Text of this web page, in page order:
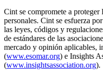
Cint se compromete a
personales. Cint se esfuerza
las leyes, códigos y
de estándares de las
mercado y opinión aplicables,
(www.esomar.org) e Insights
(www.insightsassociation.org).